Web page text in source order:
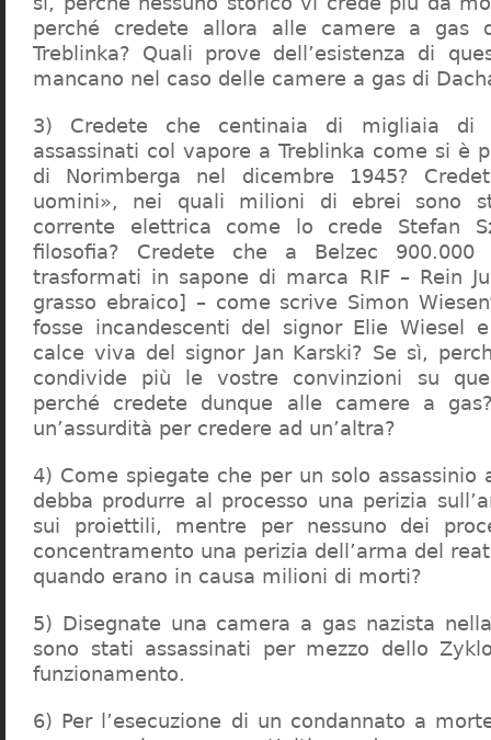
perché credete allora alle camere a gas
Treblinka? Quali prove dell’esistenza di
mancano nel caso delle camere a gas di
3) Credete che centinaia di migliaia di
assassinati col vapore a Treblinka come si è
di Norimberga nel dicembre 1945?
uomini», nei quali milioni di ebrei sono
corrente elettrica come lo crede Stefan
filosofia? Credete che a Belzec
trasformati in sapone di marca RIF – Rein
grasso ebraico] – come scrive Simon
fosse incandescenti del signor Elie Wiesel
calce viva del signor Jan Karski? Se sì,
condivide più le vostre convinzioni su
perché credete dunque alle camere a
un’assurdità per credere ad un’altra?
4) Come spiegate che per un solo assassinio
debba produrre al processo una perizia
sui proiettili, mentre per nessuno dei
concentramento una perizia dell’arma del
quando erano in causa milioni di morti?
5) Disegnate una camera a gas nazista
sono stati assassinati per mezzo dello
funzionamento.
6) Per l’esecuzione di un condannato a